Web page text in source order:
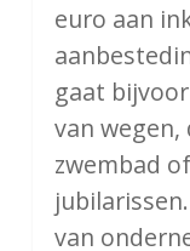
euro aan
gaat
van wegen,
zwembad
van